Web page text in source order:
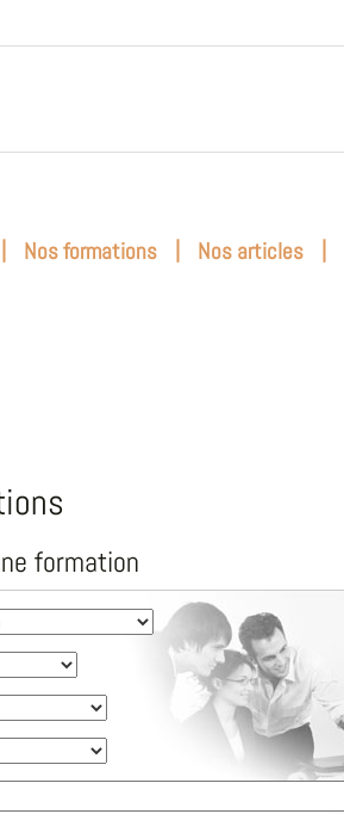
| Nos formations | Nos articles |
formation